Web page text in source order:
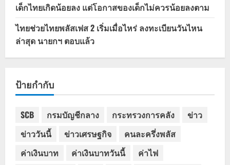
เด็กไทยเกิดน้อยลง แต่โอกาสของเด็กไม่ควรน้อยลงตาม
ไทยช่วยไทยพลัสเฟส 2 เริ่มเมื่อไหร่ ลงทะเบียนวันไหน
ล่าสุด นายกฯ ตอบแล้ว
ป้ายกำกับ
SCB กรมบัญชีกลาง กระทรวงการคลัง
ข่าว
ข่าววันนี้
ข่าวเศรษฐกิจ
คนละครึ่งพลัส
ค่าเงินบาท
ค่าเงินบาทวันนี้
ค่าไฟ